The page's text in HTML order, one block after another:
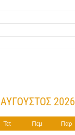
ΑΎΓΟΥΣΤΟΣ 2026
Τετ Πεμ Παρ